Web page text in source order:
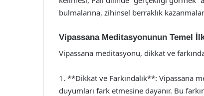
bulmalarına, zihinsel berraklık
Vipassana Meditasyonunun Temel
Vipassana meditasyonu, dikkat ve
1. **Dikkat ve Farkındalık**: Vipassana
duyumları fark etmesine dayanır. Bu